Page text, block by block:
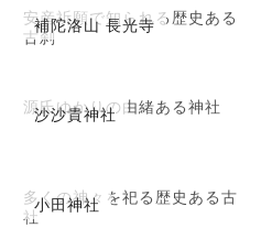
補陀洛山 長光寺
安産祈願で知られる歴史ある
古刹
沙沙貴神社
源氏ゆかりの由緒ある神社
小田神社
多くの神々を祀る歴史ある古
社